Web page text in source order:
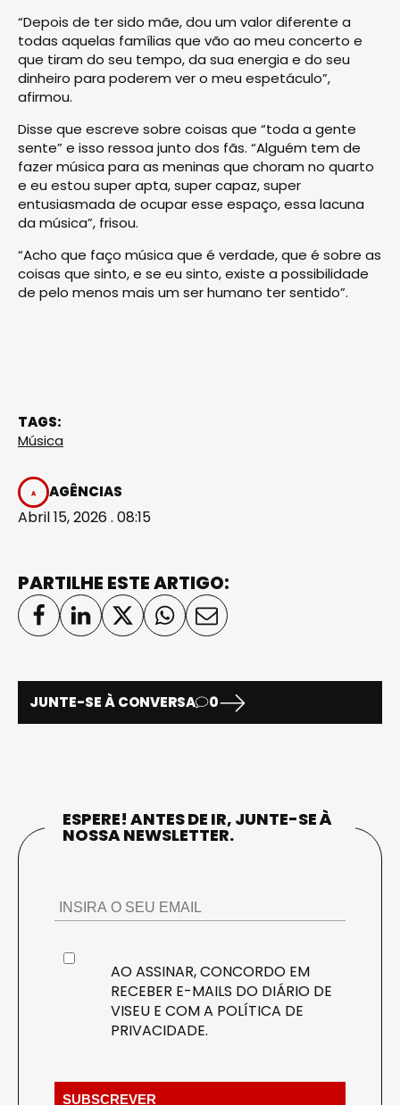
“Depois de ter sido mãe, dou um valor diferente a
todas aquelas famílias que vão ao meu concerto e
que tiram do seu tempo, da sua energia e do seu
dinheiro para poderem ver o meu espetáculo”,
afirmou.
Disse que escreve sobre coisas que “toda a gente
sente” e isso ressoa junto dos fãs. “Alguém tem de
fazer música para as meninas que choram no quarto
e eu estou super apta, super capaz, super
entusiasmada de ocupar esse espaço, essa lacuna
da música”, frisou.
“Acho que faço música que é verdade, que é sobre as
coisas que sinto, e se eu sinto, existe a possibilidade
de pelo menos mais um ser humano ter sentido”.
TAGS:
Música
AGÊNCIAS
Abril 15, 2026 . 08:15
PARTILHE ESTE ARTIGO:
JUNTE-SE À CONVERSA 0
ESPERE! ANTES DE IR, JUNTE-SE À
NOSSA NEWSLETTER.
AO ASSINAR, CONCORDO EM
RECEBER E-MAILS DO DIÁRIO DE
VISEU E COM A POLÍTICA DE
PRIVACIDADE.